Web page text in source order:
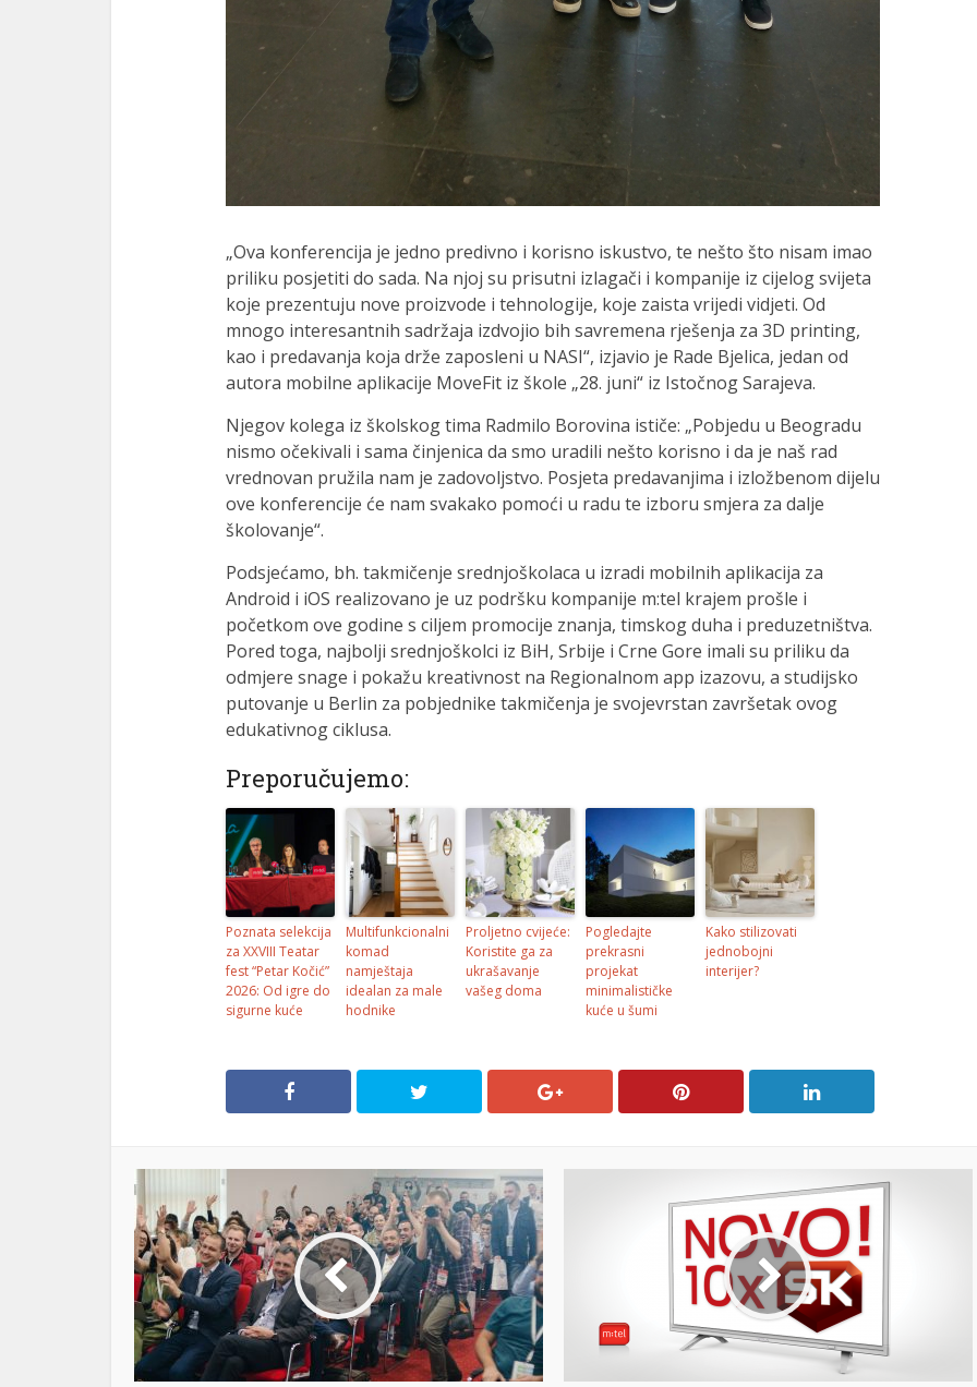
„Ova konferencija je jedno predivno i korisno iskustvo, te nešto što nisam imao
priliku posjetiti do sada. Na njoj su prisutni izlagači i kompanije iz cijelog svijeta
koje prezentuju nove proizvode i tehnologije, koje zaista vrijedi vidjeti. Od
mnogo interesantnih sadržaja izdvojio bih savremena rješenja za 3D printing,
kao i predavanja koja drže zaposleni u NASI“, izjavio je Rade Bjelica, jedan od
autora mobilne aplikacije MoveFit iz škole „28. juni“ iz Istočnog Sarajeva.
Njegov kolega iz školskog tima Radmilo Borovina ističe: „Pobjedu u Beogradu
nismo očekivali i sama činjenica da smo uradili nešto korisno i da je naš rad
vrednovan pružila nam je zadovoljstvo. Posjeta predavanjima i izložbenom dijelu
ove konferencije će nam svakako pomoći u radu te izboru smjera za dalje
školovanje“.
Podsjećamo, bh. takmičenje srednjoškolaca u izradi mobilnih aplikacija za
Android i iOS realizovano je uz podršku kompanije m:tel krajem prošle i
početkom ove godine s ciljem promocije znanja, timskog duha i preduzetništva.
Pored toga, najbolji srednjoškolci iz BiH, Srbije i Crne Gore imali su priliku da
odmjere snage i pokažu kreativnost na Regionalnom app izazovu, a studijsko
putovanje u Berlin za pobjednike takmičenja je svojevrstan završetak ovog
edukativnog ciklusa.
Preporučujemo:
Poznata selekcija
za XXVIII Teatar
fest “Petar Kočić”
2026: Od igre do
sigurne kuće
Multifunkcionalni
komad
namještaja
idealan za male
hodnike
Proljetno cvijeće:
Koristite ga za
ukrašavanje
vašeg doma
Pogledajte
prekrasni
projekat
minimalističke
kuće u šumi
Kako stilizovati
jednobojni
interijer?